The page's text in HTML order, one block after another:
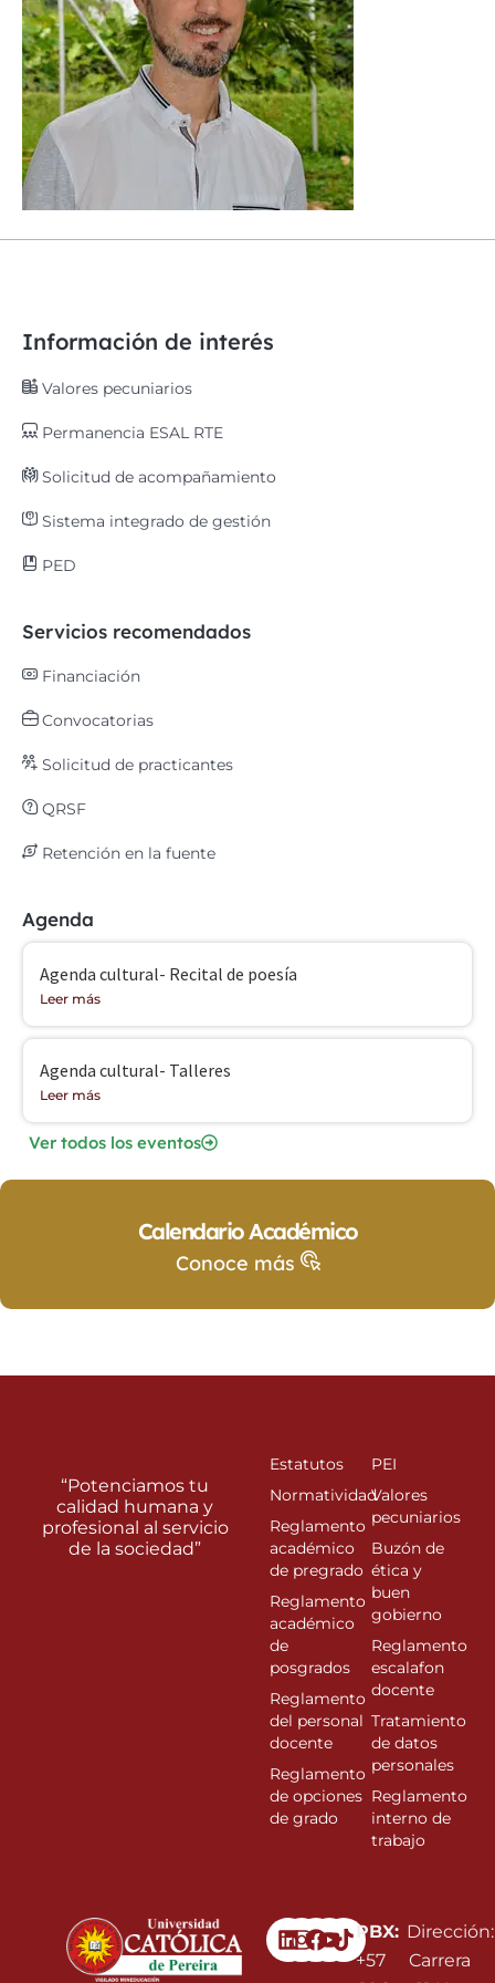
Información de interés
Valores pecuniarios
Permanencia ESAL RTE
Solicitud de acompañamiento
Sistema integrado de gestión
PED
Servicios recomendados
Financiación
Convocatorias
Solicitud de practicantes
QRSF
Retención en la fuente
Agenda
Agenda cultural- Recital de poesía
Leer más
Agenda cultural- Talleres
Leer más
Ver todos los eventos
Calendario Académico
Conoce más
Linkedin
Instagram
Facebook
Youtube
PBX:
+57
Dirección:
Carrera
“Potenciamos tu
calidad humana y
profesional al servicio
de la sociedad”
Estatutos
Normatividad
Reglamento
académico
de pregrado
Reglamento
académico
de
posgrados
Reglamento
del personal
docente
Reglamento
de opciones
de grado
PEI
Valores
pecuniarios
Buzón de
ética y
buen
gobierno
Reglamento
escalafon
docente
Tratamiento
de datos
personales
Reglamento
interno de
trabajo